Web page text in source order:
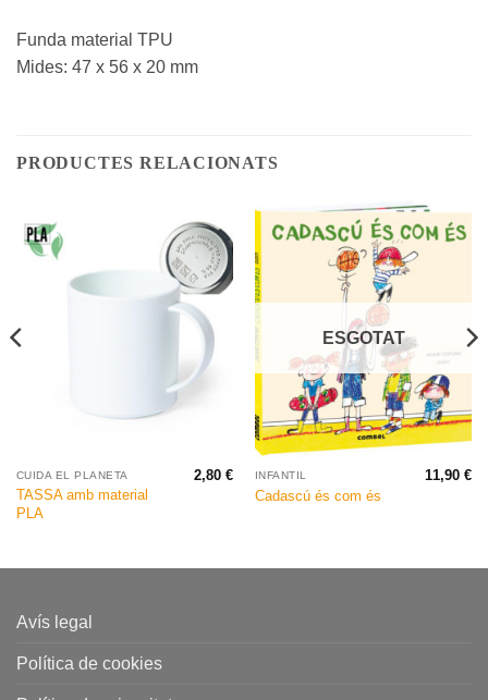
Funda material TPU
Mides: 47 x 56 x 20 mm
PRODUCTES RELACIONATS
CUIDA EL PLANETA
TASSA amb material
PLA
2,80€
ESGOTAT
INFANTIL
Cadascú és com és
11,90€
Avís legal
Política de cookies